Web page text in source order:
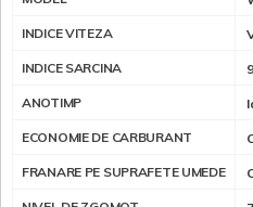
INDICE VITEZA
INDICE SARCINA
ANOTIMP
ECONOMIE DE CARBURANT
FRANARE PE SUPRAFETE UMEDE